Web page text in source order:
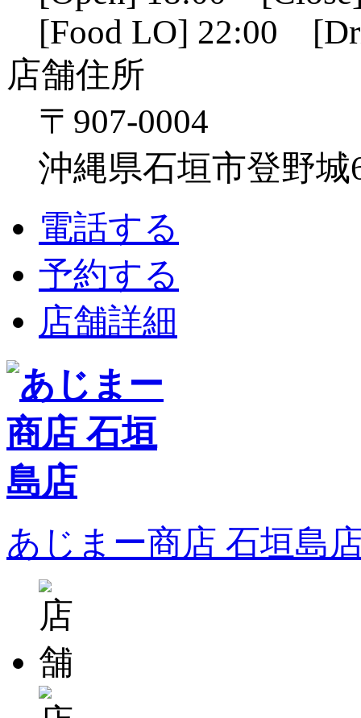
[Food LO] 22:00
店舗住所
〒907-0004
沖縄県石垣市登野城
電話する
予約する
店舗詳細
あじまー商店 石垣島